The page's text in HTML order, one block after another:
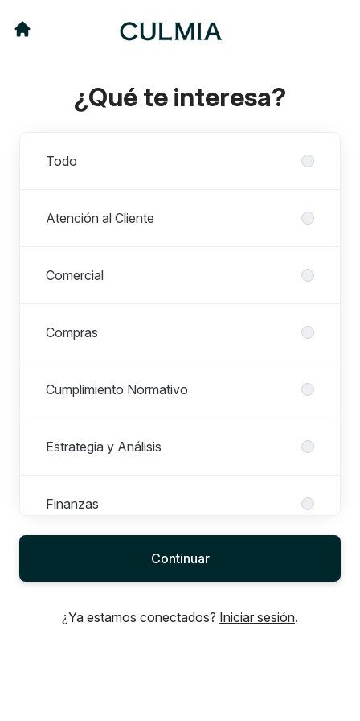
¿Qué te interesa?
Todo
Atención al Cliente
Comercial
Compras
Cumplimiento Normativo
Estrategia y Análisis
Finanzas
Gestión de Proyectos
Gestión de Suelo
Continuar
¿Ya estamos conectados? Iniciar sesión.